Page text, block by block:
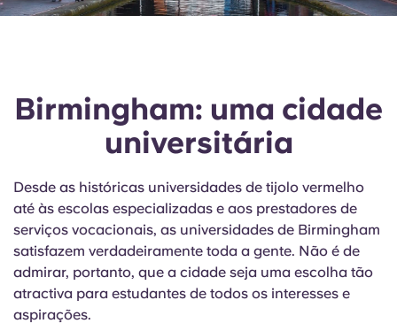
Birmingham: uma cidade
universitária
Desde as históricas universidades de tijolo vermelho
até às escolas especializadas e aos prestadores de
serviços vocacionais, as universidades de Birmingham
satisfazem verdadeiramente toda a gente. Não é de
admirar, portanto, que a cidade seja uma escolha tão
atractiva para estudantes de todos os interesses e
aspirações.